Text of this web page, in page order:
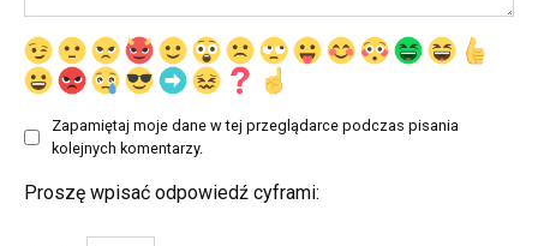
Zapamiętaj moje dane w tej przeglądarce podczas pisania
kolejnych komentarzy.
Proszę wpisać odpowiedź cyframi: